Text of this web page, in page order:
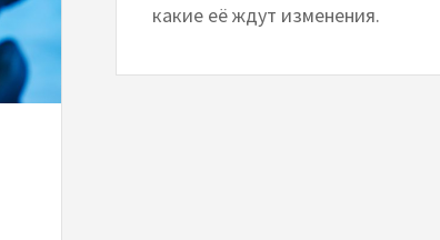
какие её ждут изменения.